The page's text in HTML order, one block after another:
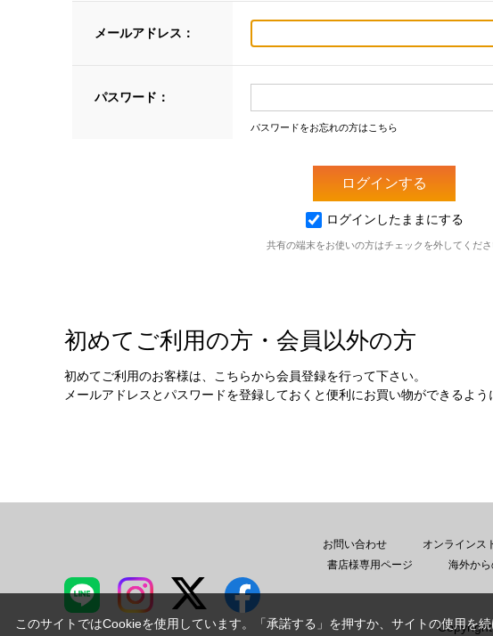
メールアドレス：
パスワード：
パスワードをお忘れの方はこちら
ログインしたままにする
共有の端末をお使いの方はチェックを外してくだ
初めてご利用の方・会員以外の方
初めてご利用のお客様は、こちらから会員登録を行って下さい。
メールアドレスとパスワードを登録しておくと便利にお買い物ができるよう
お問い合わせ
オンラインス
書店様専用ページ
海外か
このサイトではCookieを使用しています。「承諾する」を押すか、サイトの使用を